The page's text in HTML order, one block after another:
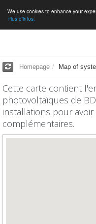
We use cookies to enhance your
Plus d'infos.
Homepage Map of
Cette carte contient
photovoltaïques de
installations pour
complémentaires.